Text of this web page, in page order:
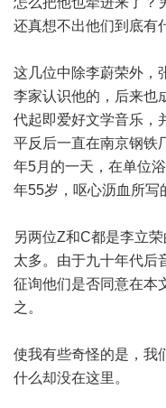
还真想不出他们到底有
这几位中除李蔚荣外，
李家认识他的，后来也
代起即爱好文学音乐，
平反后一直在南京钢铁
年5月的一天，在单位
年55岁，呕心沥血所写
另两位Z和C都是李立
太多。由于九十年代后
征询他们是否同意在本
之。
使我有些奇怪的是，我
什么却没在这里。